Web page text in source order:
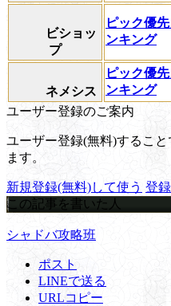
ビショッ
プ
ピック優
ンキング
ネメシス
ピック優
ンキング
ユーザー登録のご案内
ユーザー登録(無料)するこ
ます。
新規登録(無料)して使う 登
この記事を書いた人
シャドバ攻略班
ポスト
LINEで送る
URLコピー